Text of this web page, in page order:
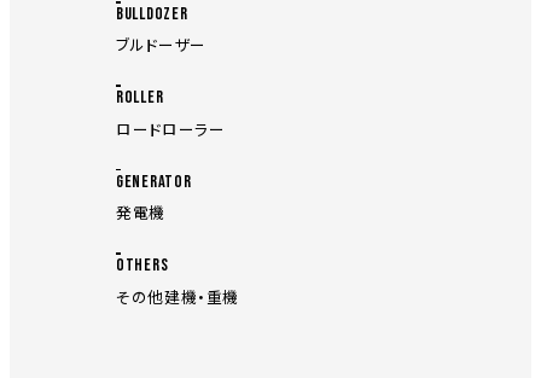
BULLDOZER
ブルドーザー
ROLLER
ロードローラー
GENERATOR
発電機
OTHERS
その他建機・重機